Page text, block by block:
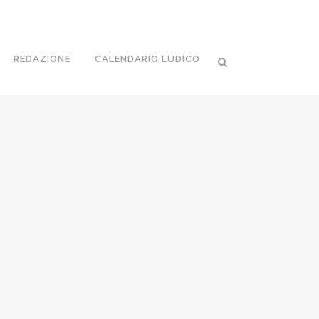
REDAZIONE CALENDARIO LUDICO